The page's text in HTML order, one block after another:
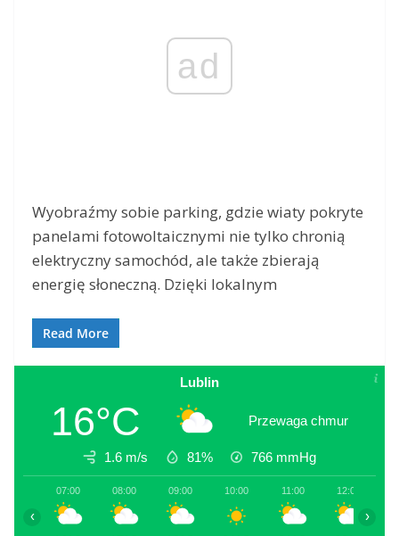
ad
Wyobraźmy sobie parking, gdzie wiaty pokryte
panelami fotowoltaicznymi nie tylko chronią
elektryczny samochód, ale także zbierają
energię słoneczną. Dzięki lokalnym
Read More
Lublin
16°C Przewaga chmur
1.6 m/s 81% 766 mmHg
07:00 08:00 09:00 10:00 11:00 12:00
‹ ›